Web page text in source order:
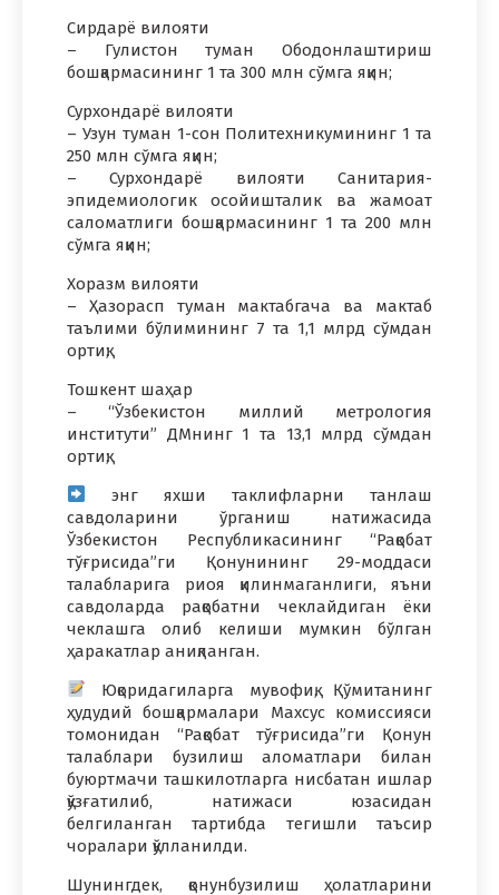
Сирдарё вилояти
– Гулистон туман Ободонлаштириш
бошқармасининг 1 та 300 млн сўмга яқин;
Сурхондарё вилояти
– Узун туман 1-сон Политехникумининг 1 та
250 млн сўмга яқин;
– Сурхондарё вилояти Санитария-
эпидемиологик осойишталик ва жамоат
саломатлиги бошқармасининг 1 та 200 млн
сўмга яқин;
Хоразм вилояти
– Ҳазорасп туман мактабгача ва мактаб
таълими бўлимининг 7 та 1,1 млрд сўмдан
ортиқ;
Тошкент шаҳар
– “Ўзбекистон миллий метрология
институти” ДМнинг 1 та 13,1 млрд сўмдан
ортиқ;
энг яхши таклифларни танлаш
савдоларини ўрганиш натижасида
Ўзбекистон Республикасининг “Рақобат
тўғрисида”ги Қонунининг 29-моддаси
талабларига риоя қилинмаганлиги, яъни
савдоларда рақобатни чеклайдиган ёки
чеклашга олиб келиши мумкин бўлган
ҳаракатлар аниқланган.
Юқоридагиларга мувофиқ, Қўмитанинг
ҳудудий бошқармалари Махсус комиссияси
томонидан “Рақобат тўғрисида”ги Қонун
талаблари бузилиш аломатлари билан
буюртмачи ташкилотларга нисбатан ишлар
қўзғатилиб, натижаси юзасидан
белгиланган тартибда тегишли таъсир
чоралари қўлланилди.
Шунингдек, қонунбузилиш ҳолатларини